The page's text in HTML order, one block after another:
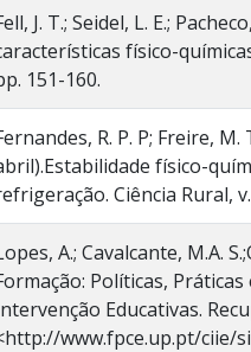
J. T.; Seidel, L. E.;
físico-
151-160.
R. P. P; Freire, M.
físico-
Ciência Rural,
A.; Cavalcante, M.A.
Políticas,
Educativas.
www.fpce.up.pt/ciie/